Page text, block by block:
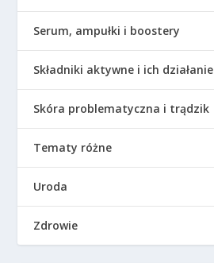
Serum, ampułki i boostery
Składniki aktywne i ich działanie
Skóra problematyczna i trądzik
Tematy różne
Uroda
Zdrowie